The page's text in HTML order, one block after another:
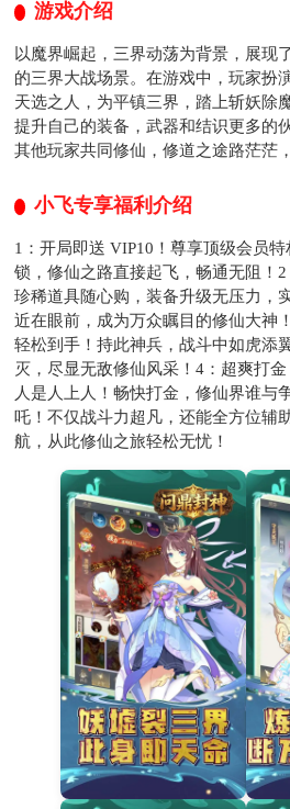
游戏介绍
以魔界崛起，三界动荡为背景，展现
的三界大战场景。在游戏中，玩家扮
天选之人，为平镇三界，踏上斩妖除
提升自己的装备，武器和结识更多的
其他玩家共同修仙，修道之途路茫茫
小飞专享福利介绍
1：开局即送 VIP10！尊享顶级会员
锁，修仙之路直接起飞，畅通无阻！​
珍稀道具随心购，装备升级无压力，
近在眼前，成为万众瞩目的修仙大神
轻松到手！持此神兵，战斗中如虎添
灭，尽显无敌修仙风采！​ 4：超爽打
人是人上人！畅快打金，修仙界谁与
吒！不仅战斗力超凡，还能全方位辅
航，从此修仙之旅轻松无忧！